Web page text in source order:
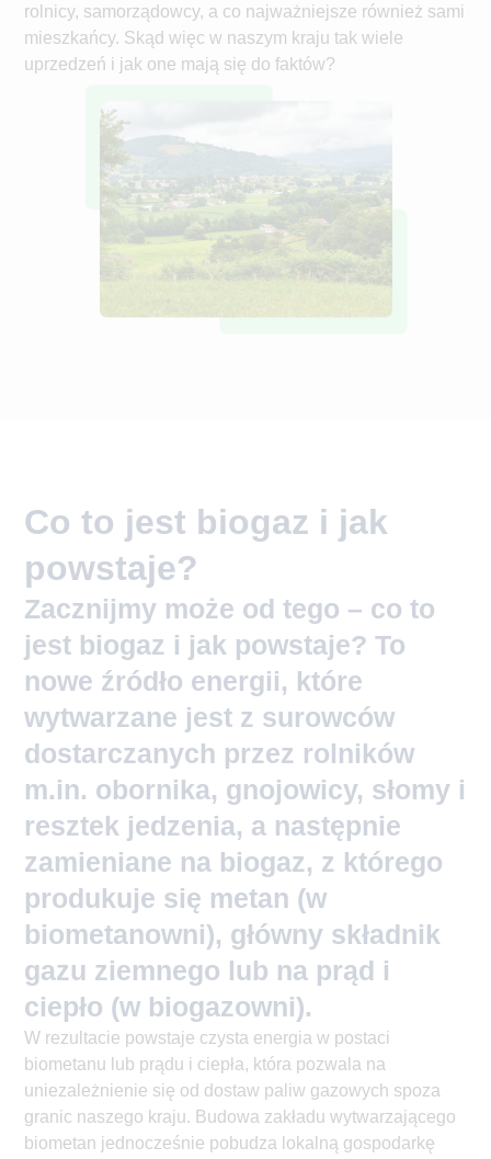
rolnicy, samorządowcy, a co najważniejsze również sami
mieszkańcy. Skąd więc w naszym kraju tak wiele
uprzedzeń i jak one mają się do faktów?
Co to jest biogaz i jak
powstaje?
Zacznijmy może od tego – co to
jest biogaz i jak powstaje? To
nowe źródło energii, które
wytwarzane jest z surowców
dostarczanych przez rolników
m.in. obornika, gnojowicy, słomy i
resztek jedzenia, a następnie
zamieniane na biogaz, z którego
produkuje się metan (w
biometanowni), główny składnik
gazu ziemnego lub na prąd i
ciepło (w biogazowni).
W rezultacie powstaje czysta energia w postaci
biometanu lub prądu i ciepła, która pozwala na
uniezależnienie się od dostaw paliw gazowych spoza
granic naszego kraju. Budowa zakładu wytwarzającego
biometan jednocześnie pobudza lokalną gospodarkę